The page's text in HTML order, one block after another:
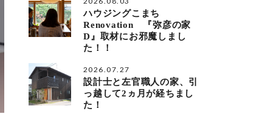
ハウジングこまち
Renovation 『弥彦の家
D』取材にお邪魔しまし
た！！
2026.07.27
設計士と左官職人の家、引
っ越して2ヵ月が経ちまし
た！